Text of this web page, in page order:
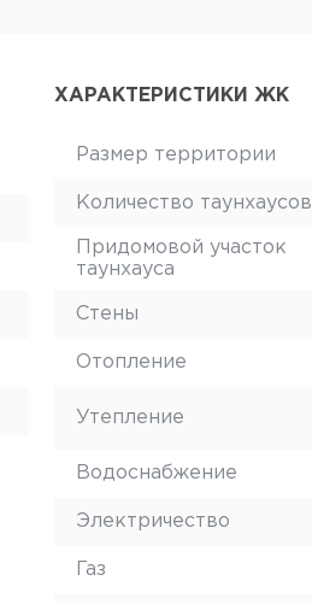
ХАРАКТЕРИСТИКИ ЖК
Размер территории
Количество таунхаусов
Придомовой участок
таунхауса
Стены
Отопление
Утепление
Водоснабжение
Электричество
Газ